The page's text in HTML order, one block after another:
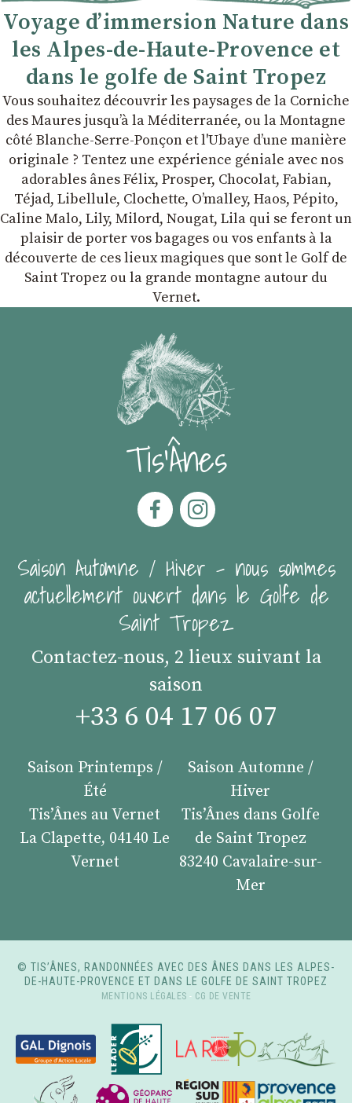
Voyage d’immersion Nature dans
les Alpes-de-Haute-Provence et
dans le golfe de Saint Tropez
Vous souhaitez découvrir les paysages de la Corniche
des Maures jusqu’à la Méditerranée, ou la Montagne
côté Blanche-Serre-Ponçon et l'Ubaye dʼune manière
originale ? Tentez une expérience géniale avec nos
adorables ânes Félix, Prosper, Chocolat, Fabian,
Téjad, Libellule, Clochette, Oʼmalley, Haos, Pépito,
Caline Malo, Lily, Milord, Nougat, Lila qui se feront un
plaisir de porter vos bagages ou vos enfants à la
découverte de ces lieux magiques que sont le Golf de
Saint Tropez ou la grande montagne autour du
Vernet.
Tis'Ânes
Saison Automne / Hiver - nous sommes
actuellement ouvert dans le Golfe de
Saint Tropez
Contactez-nous, 2 lieux suivant la
saison
+33 6 04 17 06 07
Saison Printemps /
Été
Tis’Ânes au Vernet
La Clapette, 04140 Le
Vernet
Saison Automne /
Hiver
Tis’Ânes dans Golfe
de Saint Tropez
83240 Cavalaire-sur-
Mer
© TIS’ÂNES, RANDONNÉES AVEC DES ÂNES DANS LES ALPES-
DE-HAUTE-PROVENCE ET DANS LE GOLFE DE SAINT TROPEZ
MENTIONS LÉGALES - CG DE VENTE